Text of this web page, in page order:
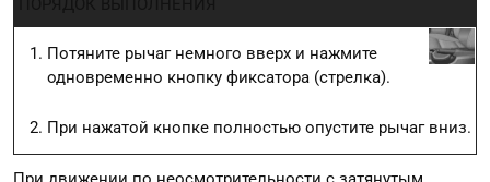
Потяните рычаг немного вверх и нажмите
одновременно кнопку фиксатора (стрелка).
При нажатой кнопке полностью опустите рычаг вниз.